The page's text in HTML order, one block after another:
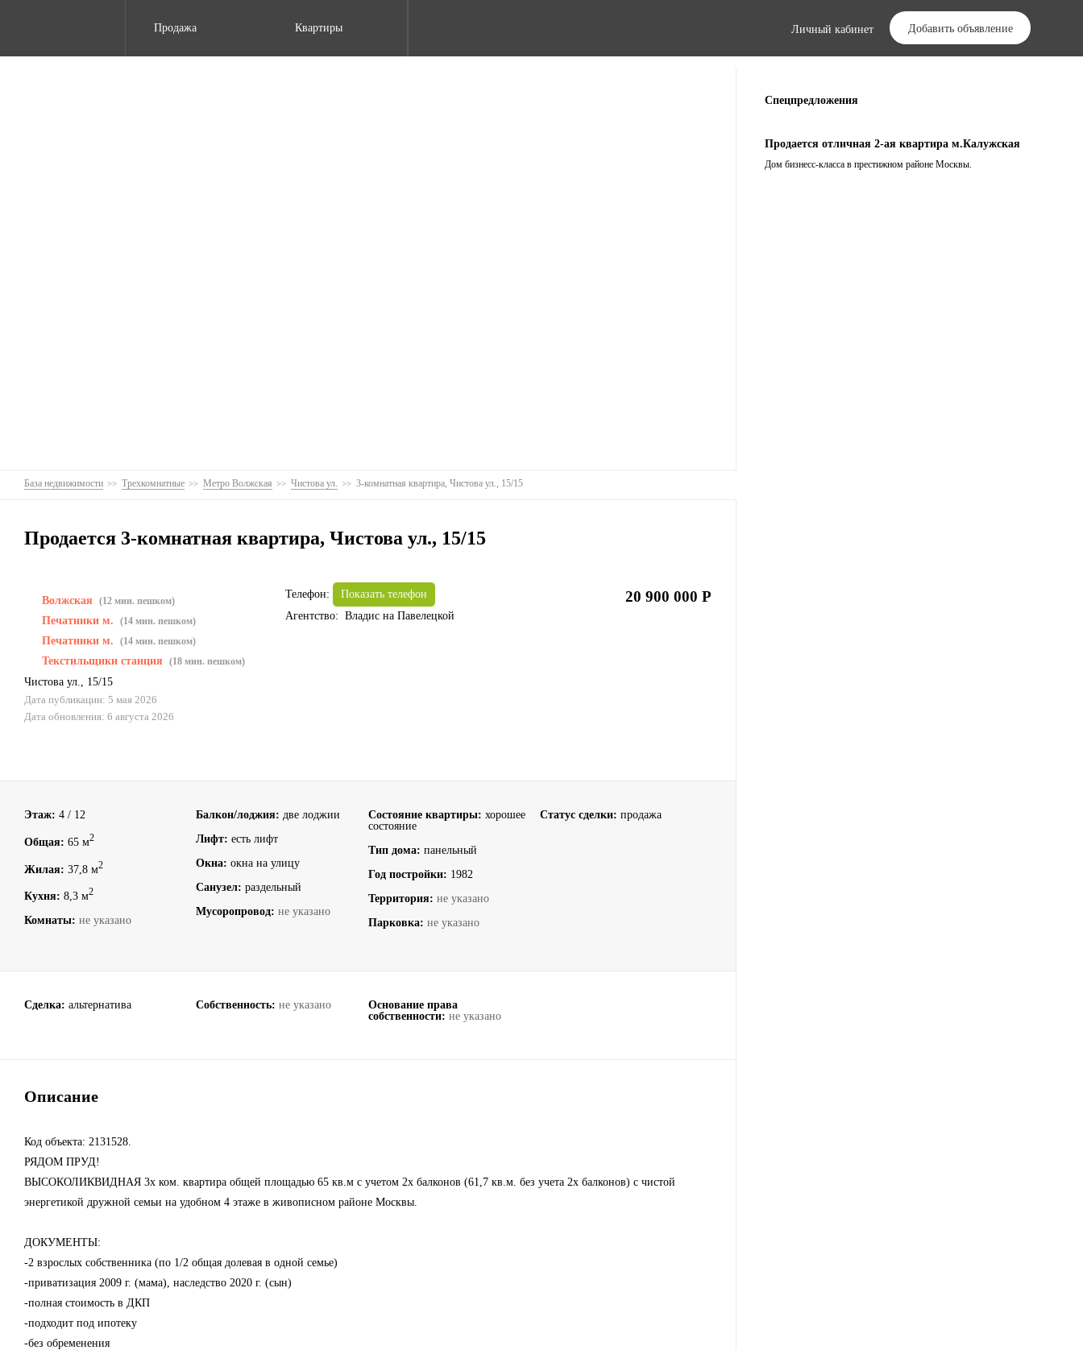
Продажа Квартиры Личный кабинет Добавить объявление
Спецпредложения
Продается отличная 2-ая квартира м.Калужская
Дом бизнесс-класса в престижном районе Москвы.
База недвижимости Трехкомнатные Метро Волжская Чистова ул. 3-комнатная квартира, Чистова ул., 15/15
Продается 3-комнатная квартира, Чистова ул., 15/15
20 900 000 Р
Волжская (12 мин. пешком)
Печатники м. (14 мин. пешком)
Печатники м. (14 мин. пешком)
Текстильщики станция (18 мин. пешком)
Чистова ул., 15/15
Дата публикации: 5 мая 2026
Дата обновления: 6 августа 2026
Телефон:
Показать телефон
Агентство: Владис на Павелецкой
Этаж: 4 / 12
Общая: 65 м2
Жилая: 37,8 м2
Кухня: 8,3 м2
Комнаты: не указано
Балкон/лоджия: две лоджии
Лифт: есть лифт
Окна: окна на улицу
Санузел: раздельный
Мусоропровод: не указано
Состояние квартиры: хорошее
состояние
Тип дома: панельный
Год постройки: 1982
Территория: не указано
Парковка: не указано
Статус сделки: продажа
Сделка: альтернатива Собственность: не указано
Основание права
собственности: не указано
Описание
Код объекта: 2131528.
РЯДОМ ПРУД!
ВЫСОКОЛИКВИДНАЯ 3х ком. квартира общей площадью 65 кв.м с учетом 2х балконов (61,7 кв.м. без учета 2х балконов) с чистой
энергетикой дружной семьи на удобном 4 этаже в живописном районе Москвы.
ДОКУМЕНТЫ:
-2 взрослых собственника (по 1/2 общая долевая в одной семье)
-приватизация 2009 г. (мама), наследство 2020 г. (сын)
-полная стоимость в ДКП
-подходит под ипотеку
-без обременения